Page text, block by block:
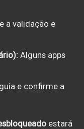
a validação e
Alguns apps
e confirme a
estará